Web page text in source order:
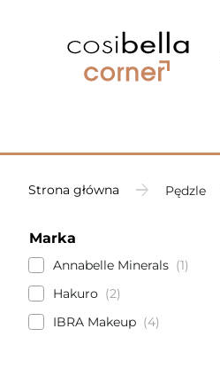
Strona główna Pędzle
Marka
Annabelle Minerals
1
Hakuro
2
IBRA Makeup
4